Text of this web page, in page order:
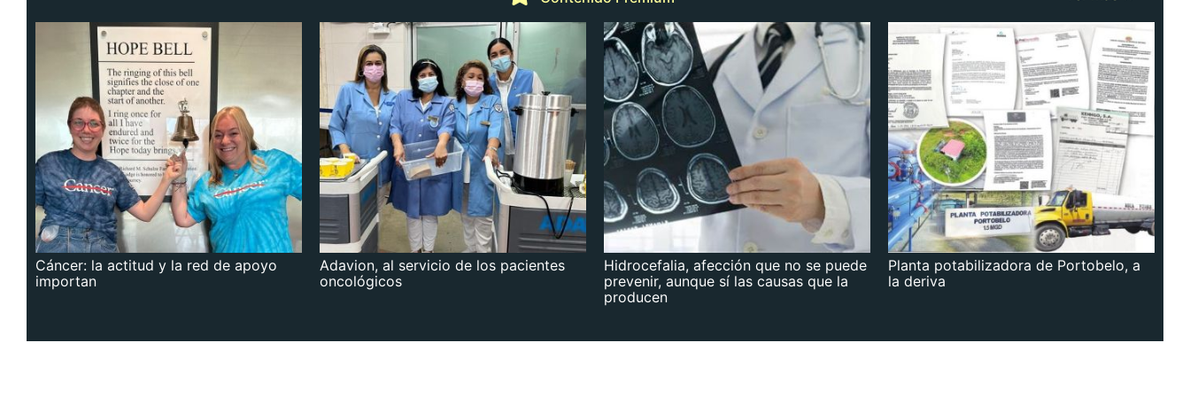
Cáncer: la actitud y la red de apoyo
importan
Adavion, al servicio de los pacientes
oncológicos
Hidrocefalia, afección que no se puede
prevenir, aunque sí las causas que la
producen
Planta potabilizadora de Portobelo, a
la deriva